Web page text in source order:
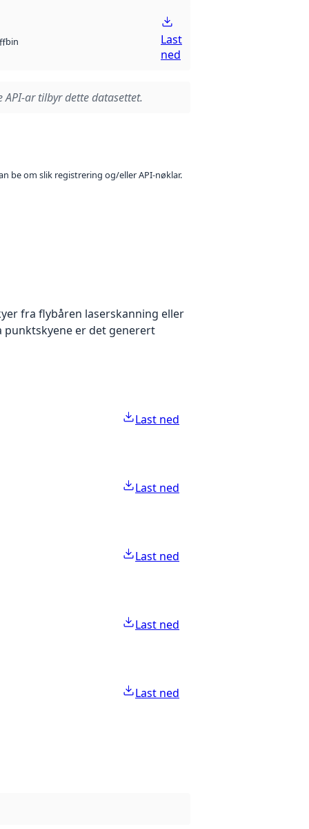
bin
Last
ned
API-ar tilbyr dette datasettet.
be om slik registrering og/eller API-nøklar.
fra flybåren laserskanning eller
punktskyene er det generert
Last ned
Last ned
Last ned
Last ned
Last ned